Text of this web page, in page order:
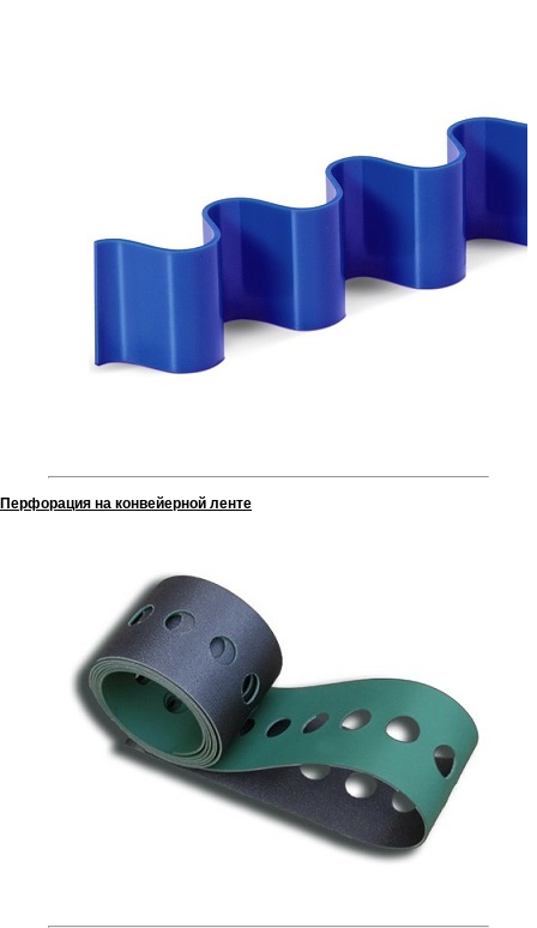
Перфорация на конвейерной ленте